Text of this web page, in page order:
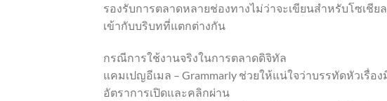
รองรับการตลาดหลายช่องทางไม่ว่าจะเขียนสำหรับโซเชีย
เข้ากับบริบทที่แตกต่างกัน
กรณีการใช้งานจริงในการตลาดดิจิทัล
แคมเปญอีเมล – Grammarly ช่วยให้แน่ใจว่าบรรทัดหัวเรื่
อัตราการเปิดและคลิกผ่าน